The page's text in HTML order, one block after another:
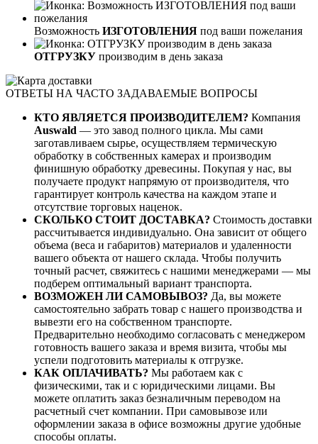
Возможность ИЗГОТОВЛЕНИЯ под ваши пожелания
ОТГРУЗКУ производим в день заказа
ОТВЕТЫ НА ЧАСТО ЗАДАВАЕМЫЕ ВОПРОСЫ
КТО ЯВЛЯЕТСЯ ПРОИЗВОДИТЕЛЕМ? Компания
Auswald — это завод полного цикла. Мы сами
заготавливаем сырье, осуществляем термическую
обработку в собственных камерах и производим
финишную обработку древесины. Покупая у нас, вы
получаете продукт напрямую от производителя, что
гарантирует контроль качества на каждом этапе и
отсутствие торговых наценок.
СКОЛЬКО СТОИТ ДОСТАВКА? Стоимость доставки
рассчитывается индивидуально. Она зависит от общего
объема (веса и габаритов) материалов и удаленности
вашего объекта от нашего склада. Чтобы получить
точный расчет, свяжитесь с нашими менеджерами — мы
подберем оптимальный вариант транспорта.
ВОЗМОЖЕН ЛИ САМОВЫВОЗ? Да, вы можете
самостоятельно забрать товар с нашего производства и
вывезти его на собственном транспорте.
Предварительно необходимо согласовать с менеджером
готовность вашего заказа и время визита, чтобы мы
успели подготовить материалы к отгрузке.
КАК ОПЛАЧИВАТЬ? Мы работаем как с
физическими, так и с юридическими лицами. Вы
можете оплатить заказ безналичным переводом на
расчетный счет компании. При самовывозе или
оформлении заказа в офисе возможны другие удобные
способы оплаты.